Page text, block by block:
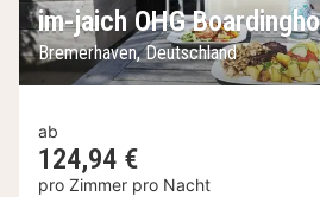
im-jaich OHG
Bremerhaven, Deutschland
ab
124,94 €
pro Zimmer pro Nacht